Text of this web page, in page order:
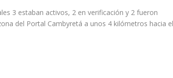
3 estaban activos, 2 en verificación y 2 fueron
del Portal Cambyretá a unos 4 kilómetros hacia el